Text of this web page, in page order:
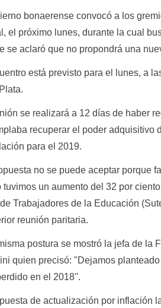
bonaerense convocó a los
el próximo lunes, durante la cual
se aclaró que no propondrá una
está previsto para el lunes, a
se realizará a 12 días de haber
recuperar el poder adquisitivo
para el 2019.
no se puede aceptar porque
tuvimos un aumento del 32 por
Trabajadores de la Educación
reunión paritaria.
postura se mostró la jefa de la
quien precisó: "Dejamos
en el 2018''.­
de actualización por inflación